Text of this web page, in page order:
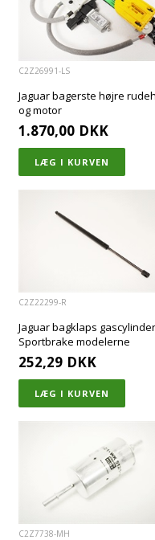
C2Z26991-LS
Jaguar bagerste højre
og motor
1.870,00 DKK
C2Z22299-R
Jaguar bagklaps
Sportbrake modelerne
252,29 DKK
C2Z7738-MH